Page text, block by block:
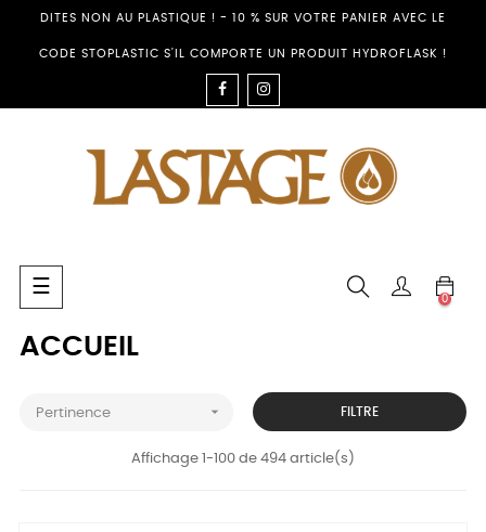
DITES NON AU PLASTIQUE ! - 10 % SUR VOTRE PANIER AVEC LE
CODE STOPLASTIC S'IL COMPORTE UN PRODUIT HYDROFLASK !
FACEBOOK
Basculer
la
☰
0
ACCUEIL
Pertinence  FILTRE
Affichage 1-100 de 494 article(s)